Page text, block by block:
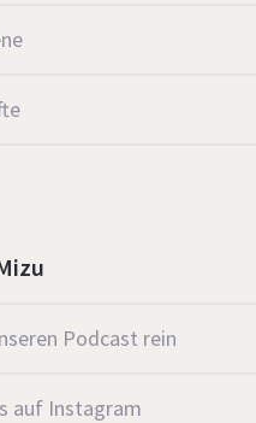
Podcast rein
auf Instagram